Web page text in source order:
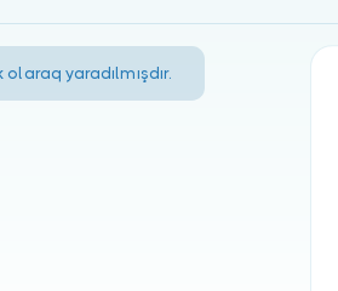
yaradılmışdır.